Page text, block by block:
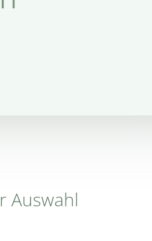
Auswahl